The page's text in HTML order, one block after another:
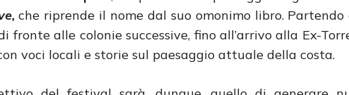
che riprende il nome dal suo omonimo libro.
fronte alle colonie successive, fino all’arrivo alla Ex-
voci locali e storie sul paesaggio attuale della costa.